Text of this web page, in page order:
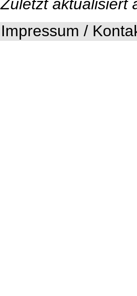
Zuletzt aktualisiert
Impressum /